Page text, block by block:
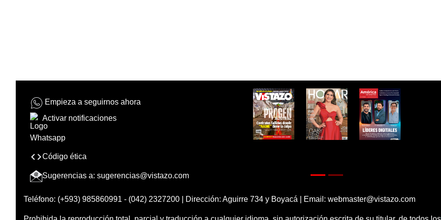
Empieza a seguirnos ahora
Activar notificaciones
Código ética
Sugerencias a: sugerencias@vistazo.com
Teléfono: (+593) 985860991 - (042) 2327200 | Dirección: Aguirre 734 y Boyacá | Email: webmaster@vistazo.com